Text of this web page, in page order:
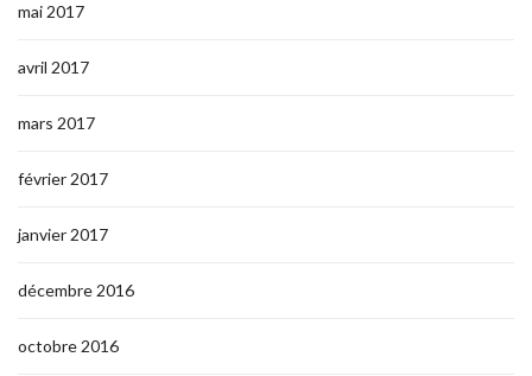
mai 2017
avril 2017
mars 2017
février 2017
janvier 2017
décembre 2016
octobre 2016